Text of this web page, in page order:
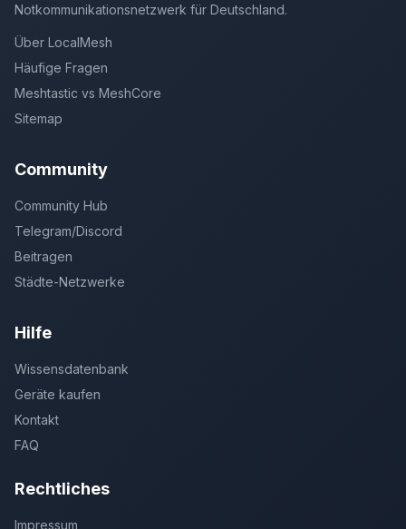
Notkommunikationsnetzwerk für Deutschland.
Über LocalMesh
Häufige Fragen
Meshtastic vs MeshCore
Sitemap
Community
Community Hub
Telegram/Discord
Beitragen
Städte-Netzwerke
Hilfe
Wissensdatenbank
Geräte kaufen
Kontakt
FAQ
Rechtliches
Impressum